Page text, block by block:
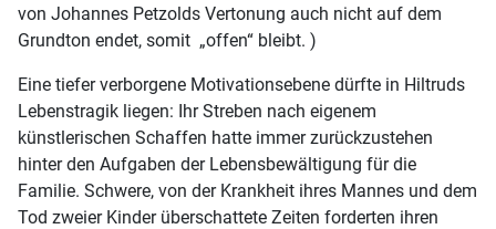
von Johannes Petzolds Vertonung auch nicht auf dem
Grundton endet, somit „offen“ bleibt. )
Eine tiefer verborgene Motivationsebene dürfte in Hiltruds
Lebenstragik liegen: Ihr Streben nach eigenem
künstlerischen Schaffen hatte immer zurückzustehen
hinter den Aufgaben der Lebensbewältigung für die
Familie. Schwere, von der Krankheit ihres Mannes und dem
Tod zweier Kinder überschattete Zeiten forderten ihren